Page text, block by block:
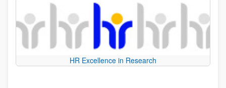
HR Excellence in Research